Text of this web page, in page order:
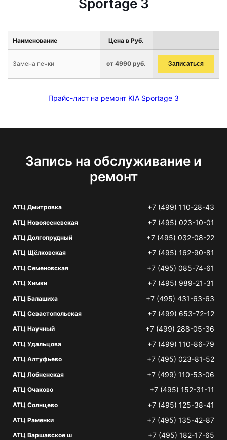
Sportage 3
Наименование Цена в Руб.
Замена печки от 4990 руб. Записаться
Прайс-лист на ремонт KIA Sportage 3
Запись на обслуживание и
ремонт
АТЦ Дмитровка +7 (499) 110-28-43
АТЦ Новоясеневская +7 (495) 023-10-01
АТЦ Долгопрудный +7 (495) 032-08-22
АТЦ Щёлковская +7 (495) 162-90-81
АТЦ Семеновская +7 (495) 085-74-61
АТЦ Химки +7 (495) 989-21-31
АТЦ Балашиха +7 (495) 431-63-63
АТЦ Севастопольская +7 (499) 653-72-12
АТЦ Научный +7 (499) 288-05-36
АТЦ Удальцова +7 (499) 110-86-79
АТЦ Алтуфьево +7 (495) 023-81-52
АТЦ Лобненская +7 (499) 110-53-06
АТЦ Очаково +7 (495) 152-31-11
АТЦ Солнцево +7 (495) 125-38-41
АТЦ Раменки +7 (495) 135-42-87
АТЦ Варшавское ш +7 (495) 182-17-65